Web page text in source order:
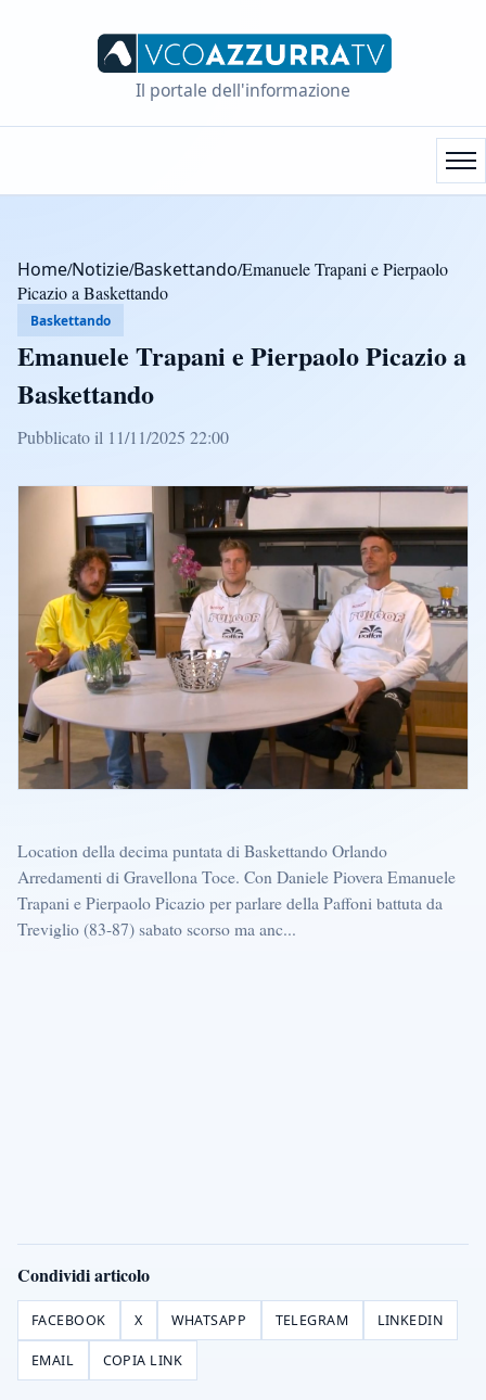
Il portale dell'informazione
Home/Notizie/Baskettando/Emanuele Trapani e Pierpaolo
Picazio a Baskettando
Baskettando
Emanuele Trapani e Pierpaolo Picazio a
Baskettando
Pubblicato il 11/11/2025 22:00
Location della decima puntata di Baskettando Orlando
Arredamenti di Gravellona Toce. Con Daniele Piovera Emanuele
Trapani e Pierpaolo Picazio per parlare della Paffoni battuta da
Treviglio (83-87) sabato scorso ma anc...
Condividi articolo
FACEBOOK X WHATSAPP TELEGRAM LINKEDIN
EMAIL COPIA LINK